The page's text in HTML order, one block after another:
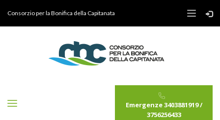
Consorzio per la Bonifica della Capitanata
Emergenze 3403881919 /
3756256433